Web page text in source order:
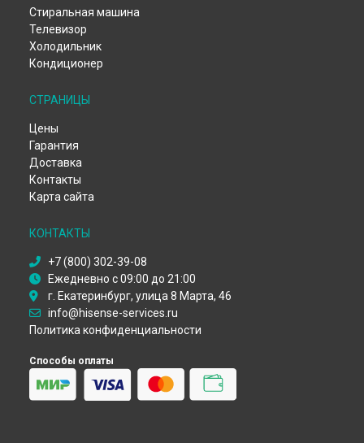
Замена трансформаторов подсветки телевизора Hisense
Екатеринбурге
Замена трансформаторов подсветки телевизора Hisense
вКазани
Замена трансформаторов подсветки телевизора Hisense
Замена трансформаторов подсветки телевизора Hisense
вВолгограде
Замена трансформаторов подсветки телевизора Hisense
вБарнауле
Замена трансформаторов подсветки телевизора Hisense
Замена трансформаторов подсветки телевизора Hisense
Замена трансформаторов подсветки телевизора Hisense
в Ярославле
Замена трансформаторов подсветки телевизора Hisense
в Саратове
Замена трансформаторов подсветки телевизора Hisense
Замена трансформаторов подсветки телевизора Hisense
вТомске
Замена трансформаторов подсветки телевизора Hisense
Стиральная машина
Телевизор
Холодильник
Кондиционер
СТРАНИЦЫ
Цены
Гарантия
Доставка
Контакты
Карта сайта
КОНТАКТЫ
+7 (800) 302-39-08
Ежедневно с 09:00 до 21:00
г. Екатеринбург, улица 8 Марта, 46
info@hisense-services.ru
Политика конфиденциальности
Способы оплаты